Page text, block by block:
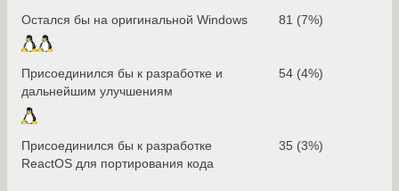
Остался бы на оригинальной Windows 81 (7%)
Присоединился бы к разработке и
дальнейшим улучшениям
54 (4%)
Присоединился бы к разработке
ReactOS для портирования кода
35 (3%)